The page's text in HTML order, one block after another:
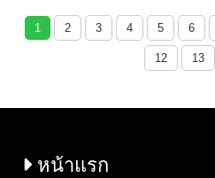
การยกย่องเป็นผู้บุกเบิกด้าน
การกระตุ้นหัวใจและ
สรีรวิทยาไฟฟ้าหัวใจคนแรก
1 2 3 4 5 6
12 13
หน้าแรก